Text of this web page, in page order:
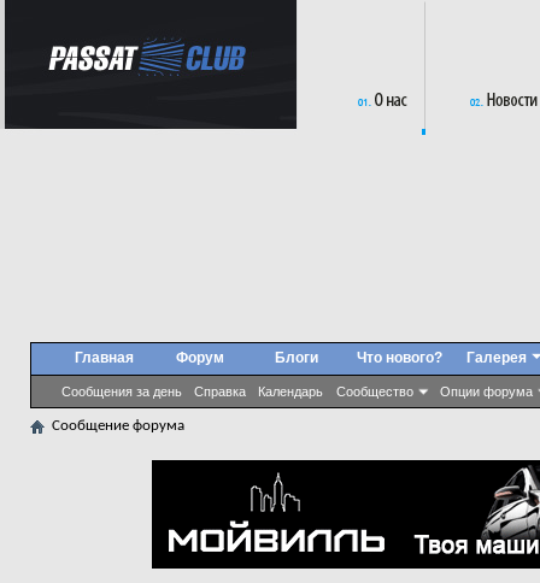
Главная Форум
Сообщения за день Справка Календарь Сообщество Опции форума
Блоги Что нового? Галерея
Сообщение форума